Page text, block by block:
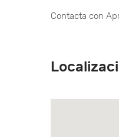
Contacta con